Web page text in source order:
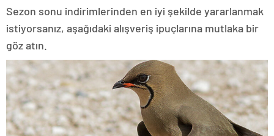
Sezon sonu indirimlerinden en iyi şekilde yararlanmak
istiyorsanız, aşağıdaki alışveriş ipuçlarına mutlaka bir
göz atın.